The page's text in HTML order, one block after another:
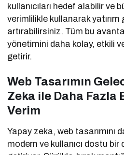
kullanıcıları hedef alabilir ve
verimlilikle kullanarak yatırım
artırabilirsiniz. Tüm bu
yönetimini daha kolay, etkili
getirir.
Web Tasarımın
Zeka ile Daha Fazla
Verim
Yapay zeka, web tasarımını
modern ve kullanıcı dostu bir